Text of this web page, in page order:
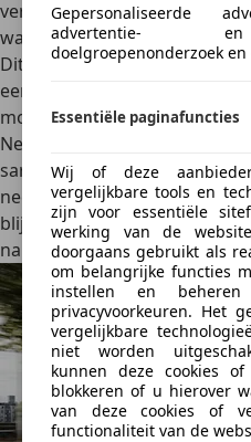
Gepersonaliseerde
advertentie- en
doelgroepenonderzoek
Essentiële paginafuncties
Wij of deze
vergelijkbare tools en
zijn voor essentiële
werking van de
doorgaans gebruikt als
om belangrijke functies
instellen en
privacyvoorkeuren. Het
vergelijkbare
niet worden
kunnen deze cookies
blokkeren of u hierover
van deze cookies of
functionaliteit van de
verfijning biedt. Terwijl zijn
waren, wordt de nieuwe
Dit is vooral merkbaar op het
een belangrijk punt voor
moeilijkheden en
Nederlandse wegen van
sarcasme - leek de nieuwe
neef, maar nog steeds
blijft het verbruik. Ons
na 150 km, wat een reëel